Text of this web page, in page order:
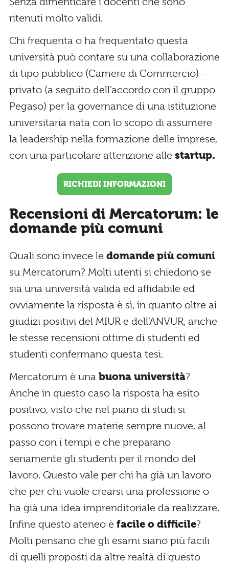
ritenuti molto validi.
Chi frequenta o ha frequentato questa
università può contare su una collaborazione
di tipo pubblico (Camere di Commercio) –
privato (a seguito dell’accordo con il gruppo
Pegaso) per la governance di una istituzione
universitaria nata con lo scopo di assumere
la leadership nella formazione delle imprese,
con una particolare attenzione alle startup.
RICHIEDI INFORMAZIONI
Recensioni di Mercatorum: le
domande più comuni
Quali sono invece le domande più comuni
su Mercatorum? Molti utenti si chiedono se
sia una università valida ed affidabile ed
ovviamente la risposta è sì, in quanto oltre ai
giudizi positivi del MIUR e dell’ANVUR, anche
le stesse recensioni ottime di studenti ed
studenti confermano questa tesi.
Mercatorum è una buona università?
Anche in questo caso la risposta ha esito
positivo, visto che nel piano di studi si
possono trovare materie sempre nuove, al
passo con i tempi e che preparano
seriamente gli studenti per il mondo del
lavoro. Questo vale per chi ha già un lavoro
che per chi vuole crearsi una professione o
ha già una idea imprenditoriale da realizzare.
Infine questo ateneo è facile o difficile?
Molti pensano che gli esami siano più facili
di quelli proposti da altre realtà di questo